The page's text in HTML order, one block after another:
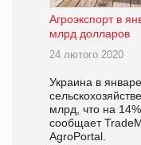
Агроэкспорт в
млрд долларов
24 лютого 2020
Украина в
млрд, что на
сообщает
AgroPortal.